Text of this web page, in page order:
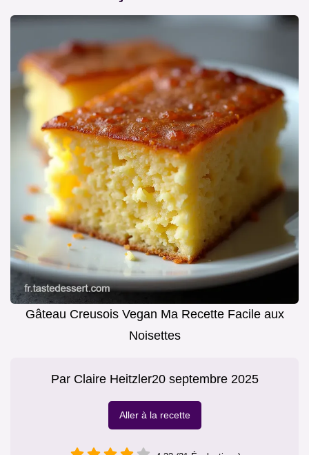
Gâteau Creusois Vegan Ma Recette Facile aux
Noisettes
Par Claire Heitzler20 septembre 2025
Aller à la recette